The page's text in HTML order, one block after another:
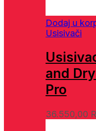
Dodaj u
Usisivači
and
Pro
36.550,00